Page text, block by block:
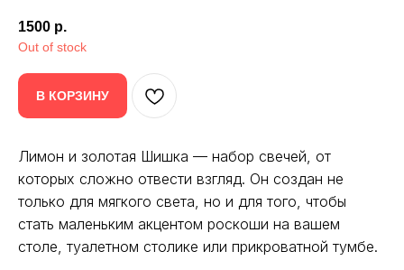
1500 р.
Out of stock
В КОРЗИНУ
Лимон и золотая Шишка — набор свечей, от
которых сложно отвести взгляд. Он создан не
только для мягкого света, но и для того, чтобы
стать маленьким акцентом роскоши на вашем
столе, туалетном столике или прикроватной тумбе.